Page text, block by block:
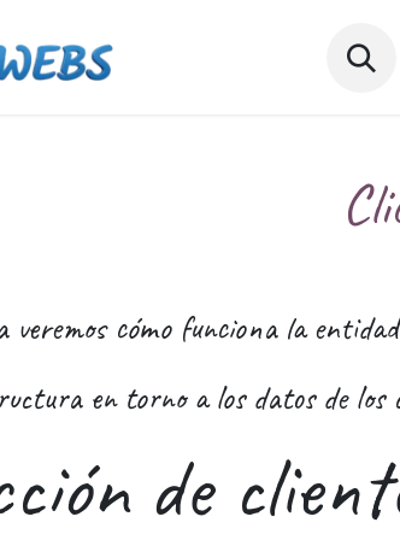
veremos cómo funciona la
en torno a los datos de
de